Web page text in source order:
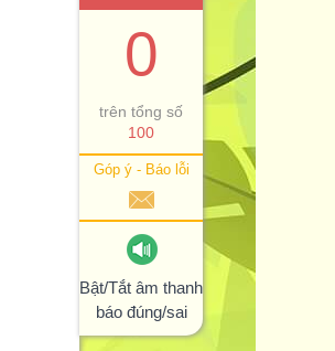
0
trên tổng số
100
Góp ý - Báo lỗi
Bật/Tắt âm thanh
báo đúng/sai